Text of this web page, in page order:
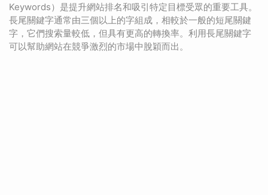
Keywords）是提升網站排名和吸引特定目標受眾的重要工具。
長尾關鍵字通常由三個以上的字組成，相較於一般的短尾關鍵
字，它們搜索量較低，但具有更高的轉換率。利用長尾關鍵字
可以幫助網站在競爭激烈的市場中脫穎而出。